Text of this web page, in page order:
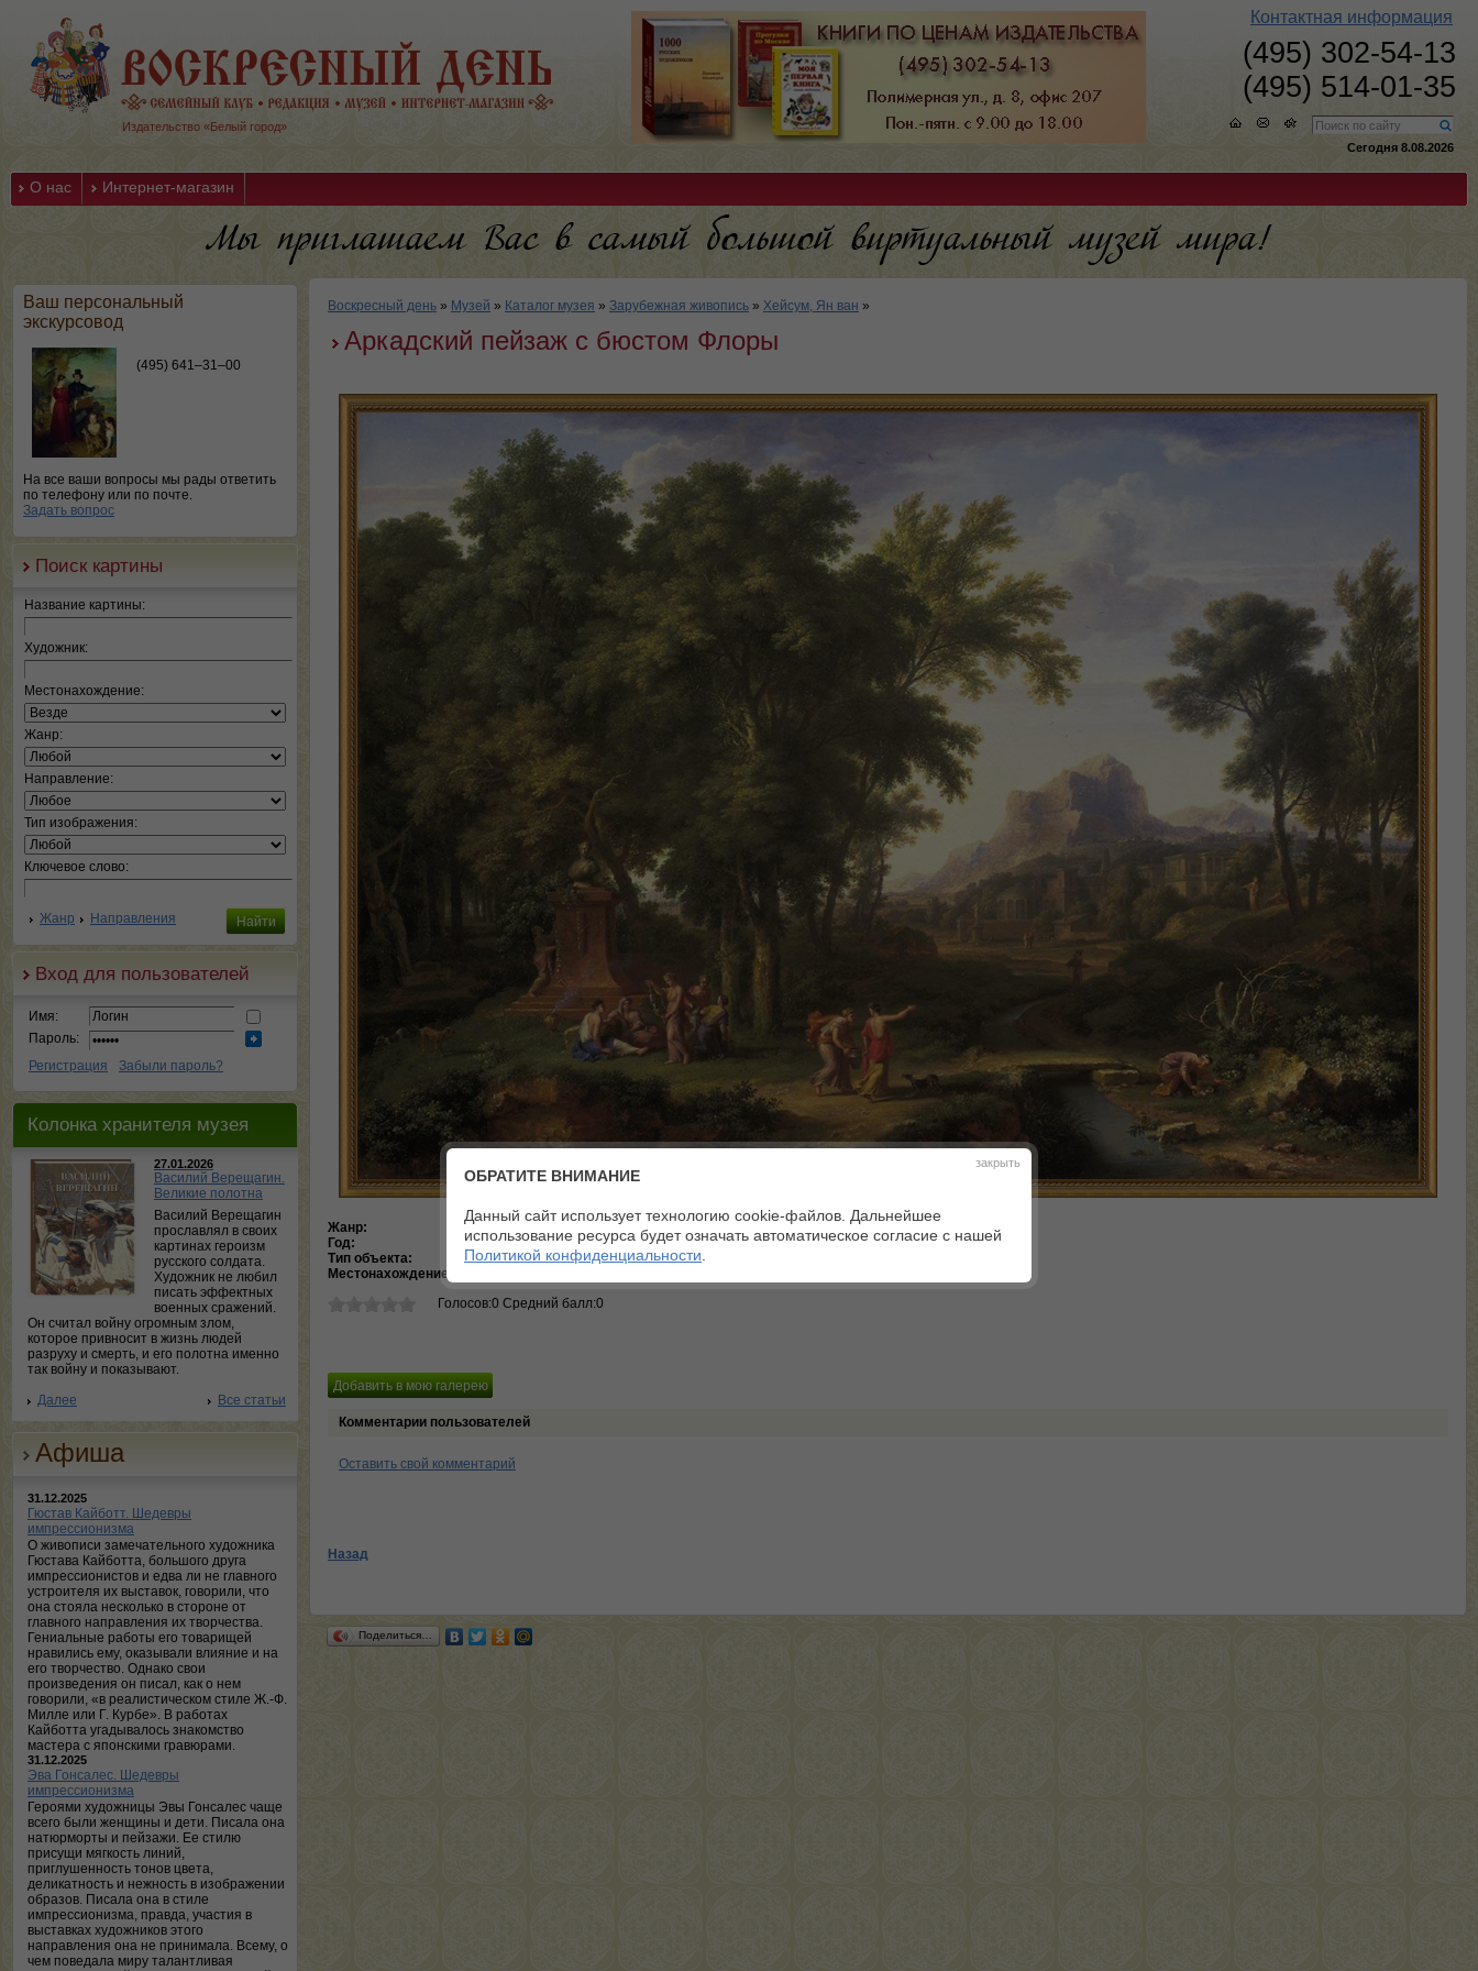
Издательство «Белый город»
Контактная информация
(495) 302-54-13
(495) 514-01-35
Сегодня 8.08.2026
О нас Интернет-магазин
Ваш персональный
экскурсовод
(495) 641–31–00
На все ваши вопросы мы рады ответить
по телефону или по почте.
Задать вопрос
Поиск картины
Название картины:
Художник:
Местонахождение:
Жанр:
Направление:
Тип изображения:
Ключевое слово:
Жанр Направления
Вход для пользователей
Имя:
Пароль:
Регистрация
Забыли пароль?
Колонка хранителя музея
27.01.2026
Василий Верещагин.
Великие полотна
Василий Верещагин
прославлял в своих
картинах героизм
русского солдата.
Художник не любил
писать эффектных
военных сражений.
Он считал войну огромным злом,
которое привносит в жизнь людей
разруху и смерть, и его полотна именно
так войну и показывают.
Далее
Все статьи
Афиша
31.12.2025
Гюстав Кайботт. Шедевры
импрессионизма
О живописи замечательного художника
Гюстава Кайботта, большого друга
импрессионистов и едва ли не главного
устроителя их выставок, говорили, что
она стояла несколько в стороне от
главного направления их творчества.
Гениальные работы его товарищей
нравились ему, оказывали влияние и на
его творчество. Однако свои
произведения он писал, как о нем
говорили, «в реалистическом стиле Ж.-Ф.
Милле или Г. Курбе». В работах
Кайботта угадывалось знакомство
мастера с японскими гравюрами.
31.12.2025
Эва Гонсалес. Шедевры
импрессионизма
Героями художницы Эвы Гонсалес чаще
всего были женщины и дети. Писала она
натюрморты и пейзажи. Ее стилю
присущи мягкость линий,
приглушенность тонов цвета,
деликатность и нежность в изображении
образов. Писала она в стиле
импрессионизма, правда, участия в
выставках художников этого
направления она не принимала. Всему, о
чем поведала миру талантливая
Воскресный день » Музей » Каталог музея » Зарубежная живопись » Хейсум, Ян ван »
Аркадский пейзаж с бюстом Флоры
Жанр:
Мифологическая картина
Год:
1725
Тип объекта:
Картина
Местонахождение:
Голосов:0 Средний балл:0
холст, масло
Размеры:52 х 71 см
Комментарии пользователей
Оставить свой комментарий
Назад
Поделиться…
закрыть
ОБРАТИТЕ ВНИМАНИЕ
Данный сайт использует технологию cookie-файлов. Дальнейшее
использование ресурса будет означать автоматическое согласие с нашей
Политикой конфиденциальности